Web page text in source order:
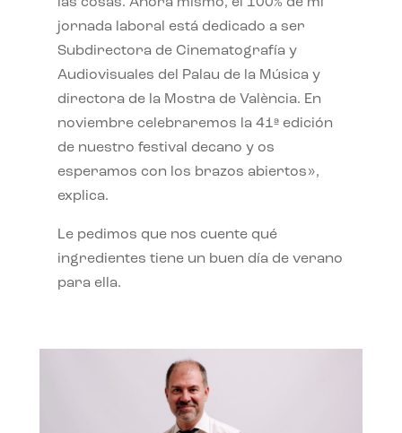
las cosas. Ahora mismo, el 100% de mi
jornada laboral está dedicado a ser
Subdirectora de Cinematografía y
Audiovisuales del Palau de la Música y
directora de la Mostra de València. En
noviembre celebraremos la 41ª edición
de nuestro festival decano y os
esperamos con los brazos abiertos»,
explica.
Le pedimos que nos cuente qué
ingredientes tiene un buen día de verano
para ella.